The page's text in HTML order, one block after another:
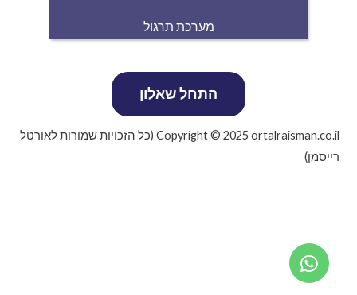
מערכת תרגול
Copyright © 2025 ortalraisman.co.il (כל הזכויות שמורות לאורטל
רייסמן)